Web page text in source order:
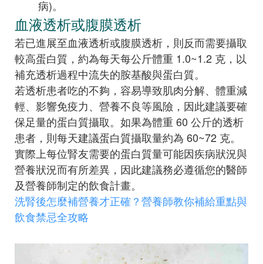
病)。
血液透析或腹膜透析
若已進展至血液透析或腹膜透析，則反而需要攝取
較高蛋白質，約為每天每公斤體重 1.0~1.2 克，以
補充透析過程中流失的胺基酸與蛋白質。
若透析患者吃的不夠，容易導致肌肉分解、體重減
輕、影響免疫力、營養不良等風險，因此建議要確
保足量的蛋白質攝取。如果為體重 60 公斤的透析
患者，則每天建議蛋白質攝取量約為 60~72 克。
實際上每位腎友需要的蛋白質量可能因疾病狀況與
營養狀況而有所差異，因此建議務必遵循您的醫師
及營養師制定的飲食計畫。
洗腎後怎麼補營養才正確？營養師教你補給重點與
飲食禁忌全攻略